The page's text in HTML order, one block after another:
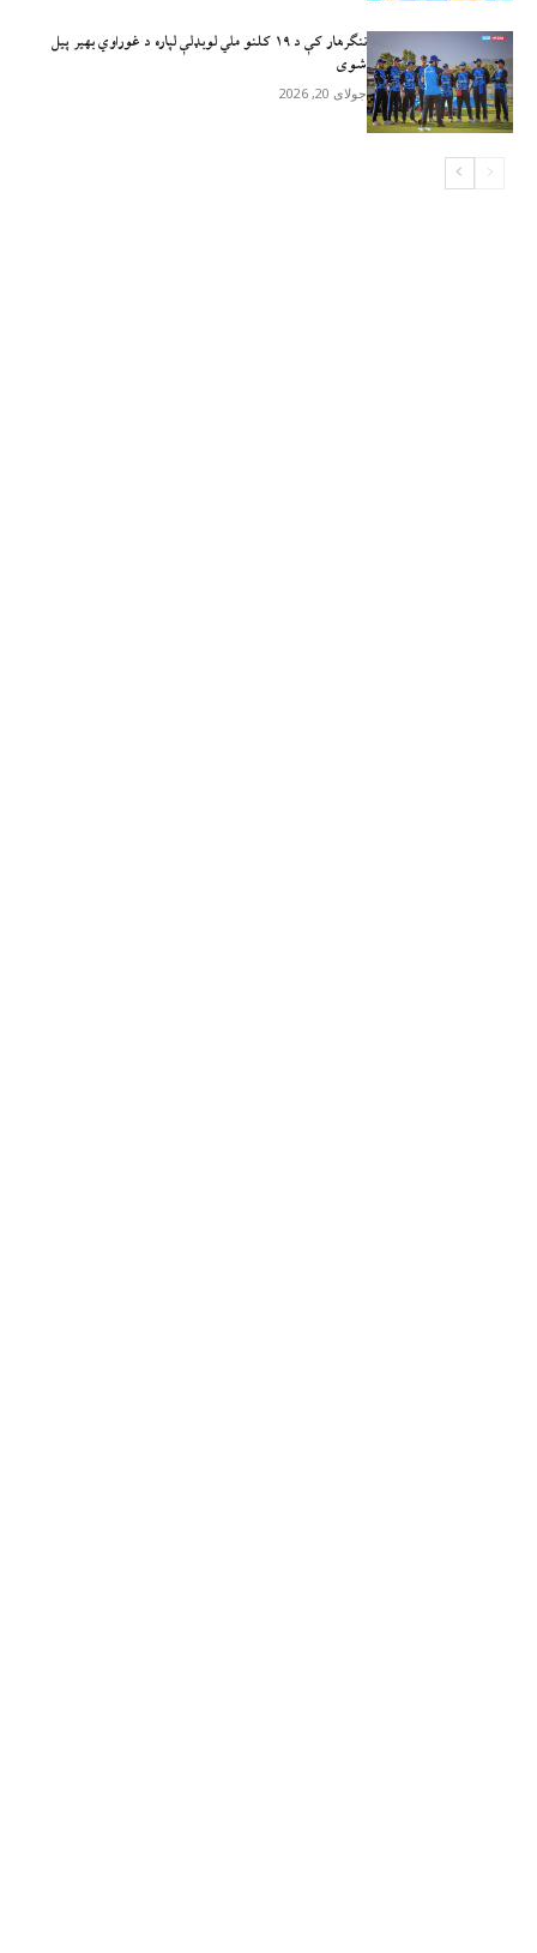
ننګرهار کې د ۱۹ کلنو ملي لوبډلې لپاره د غوراوي بهیر پیل
شوی
جولای 20, 2026